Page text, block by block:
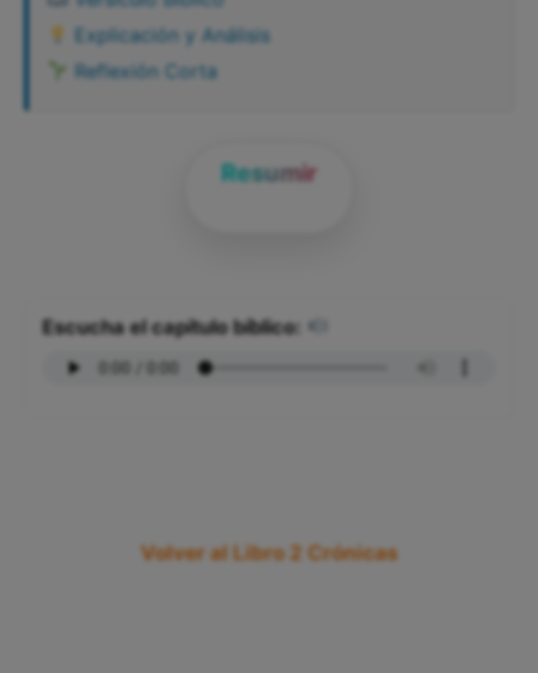
Explicación y Análisis
Reflexión Corta
Resumir
Escucha el capítulo bíblico:
Volver al Libro 2 Crónicas